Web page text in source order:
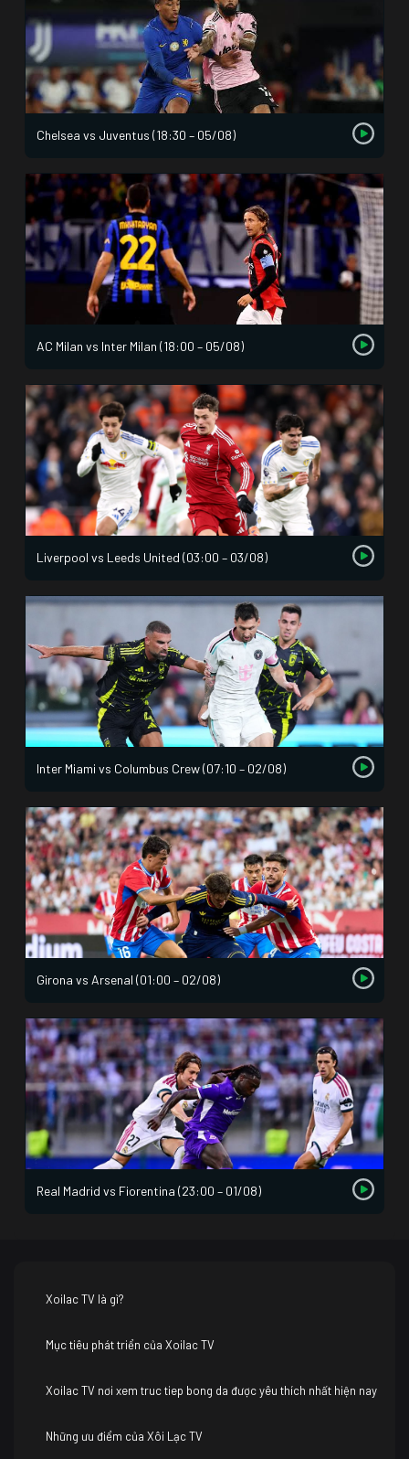
Chelsea vs Juventus (18:30 – 05/08)
AC Milan vs Inter Milan (18:00 – 05/08)
Liverpool vs Leeds United (03:00 – 03/08)
Inter Miami vs Columbus Crew (07:10 – 02/08)
Girona vs Arsenal (01:00 – 02/08)
Real Madrid vs Fiorentina (23:00 – 01/08)
Xoilac TV là gì?
Mục tiêu phát triển của Xoilac TV
Xoilac TV nơi xem truc tiep bong da được yêu thích nhất hiện nay
Những ưu điểm của Xôi Lạc TV